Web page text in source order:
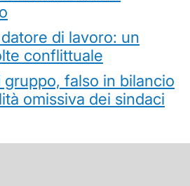
di lavoro: un
conflittuale
gruppo, falso in bilancio
omissiva dei sindaci